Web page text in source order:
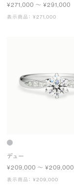
¥271,000 〜 ¥291,000
表示商品： ¥271,000
デュー
¥209,000 〜 ¥209,000
表示商品： ¥209,000